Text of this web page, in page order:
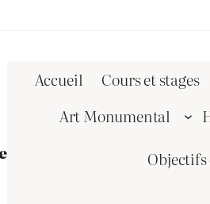
Accueil Cours et stages
Art Monumental
Objectifs